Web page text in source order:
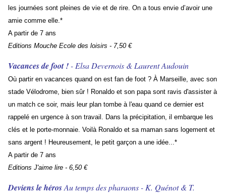
les journées sont pleines de vie et de rire. On a tous envie d’avoir une
amie comme elle.*
A partir de 7 ans
Editions Mouche Ecole des loisirs - 7,50 €
Vacances de foot ! - Elsa Devernois & Laurent Audouin
Où partir en vacances quand on est fan de foot ? À Marseille, avec son
stade Vélodrome, bien sûr ! Ronaldo et son papa sont ravis d'assister à
un match ce soir, mais leur plan tombe à l'eau quand ce dernier est
rappelé en urgence à son travail. Dans la précipitation, il embarque les
clés et le porte-monnaie. Voilà Ronaldo et sa maman sans logement et
sans argent ! Heureusement, le petit garçon a une idée...*
A partir de 7 ans
Editions J'aime lire - 6,50 €
Deviens le hérosAu temps des pharaons - K. Quénot & T.